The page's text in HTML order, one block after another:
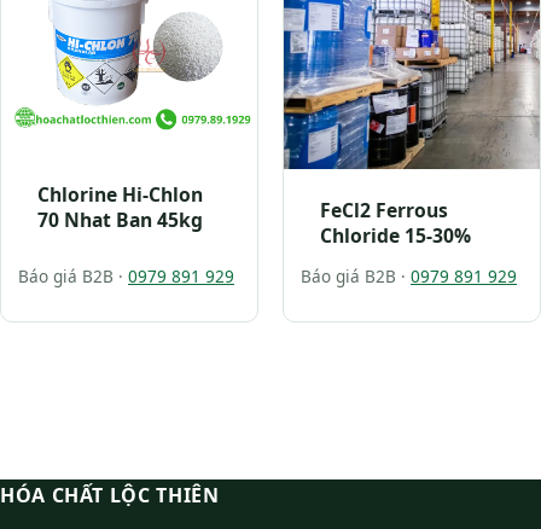
Chlorine Hi-Chlon
70 Nhat Ban 45kg
Báo giá B2B · 0979 891 929
FeCl2 Ferrous
Chloride 15-30%
Báo giá B2B · 0979 891 929
HÓA CHẤT LỘC THIÊN